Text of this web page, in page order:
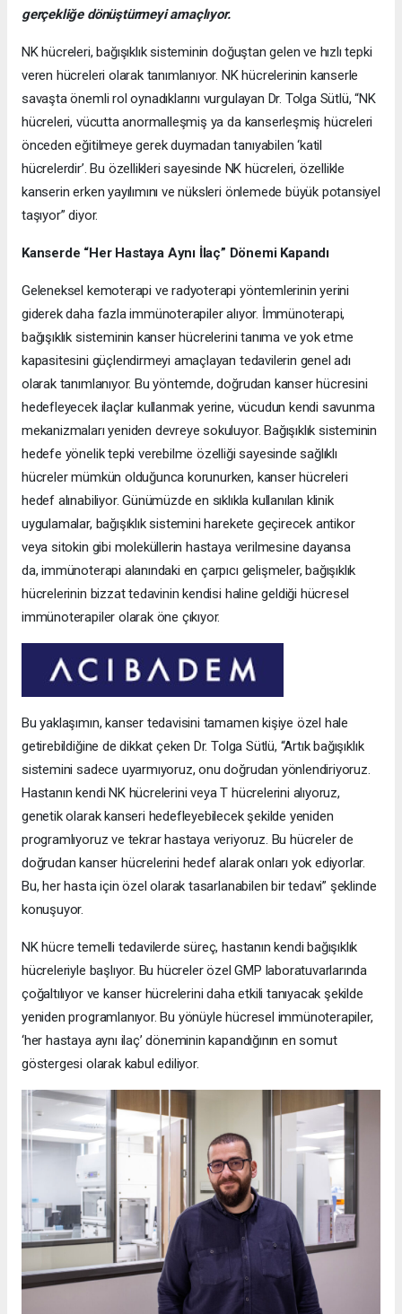
gerçekliğe dönüştürmeyi amaçlıyor.
NK hücreleri, bağışıklık sisteminin doğuştan gelen ve hızlı tepki
veren hücreleri olarak tanımlanıyor. NK hücrelerinin kanserle
savaşta önemli rol oynadıklarını vurgulayan Dr. Tolga Sütlü, “NK
hücreleri, vücutta anormalleşmiş ya da kanserleşmiş hücreleri
önceden eğitilmeye gerek duymadan tanıyabilen ‘katil
hücrelerdir’. Bu özellikleri sayesinde NK hücreleri, özellikle
kanserin erken yayılımını ve nüksleri önlemede büyük potansiyel
taşıyor” diyor.
Kanserde “Her Hastaya Aynı İlaç” Dönemi Kapandı
Geleneksel kemoterapi ve radyoterapi yöntemlerinin yerini
giderek daha fazla immünoterapiler alıyor. İmmünoterapi,
bağışıklık sisteminin kanser hücrelerini tanıma ve yok etme
kapasitesini güçlendirmeyi amaçlayan tedavilerin genel adı
olarak tanımlanıyor. Bu yöntemde, doğrudan kanser hücresini
hedefleyecek ilaçlar kullanmak yerine, vücudun kendi savunma
mekanizmaları yeniden devreye sokuluyor. Bağışıklık sisteminin
hedefe yönelik tepki verebilme özelliği sayesinde sağlıklı
hücreler mümkün olduğunca korunurken, kanser hücreleri
hedef alınabiliyor. Günümüzde en sıklıkla kullanılan klinik
uygulamalar, bağışıklık sistemini harekete geçirecek antikor
veya sitokin gibi moleküllerin hastaya verilmesine dayansa
da, immünoterapi alanındaki en çarpıcı gelişmeler, bağışıklık
hücrelerinin bizzat tedavinin kendisi haline geldiği hücresel
immünoterapiler olarak öne çıkıyor.
Bu yaklaşımın, kanser tedavisini tamamen kişiye özel hale
getirebildiğine de dikkat çeken Dr. Tolga Sütlü, “Artık bağışıklık
sistemini sadece uyarmıyoruz, onu doğrudan yönlendiriyoruz.
Hastanın kendi NK hücrelerini veya T hücrelerini alıyoruz,
genetik olarak kanseri hedefleyebilecek şekilde yeniden
programlıyoruz ve tekrar hastaya veriyoruz. Bu hücreler de
doğrudan kanser hücrelerini hedef alarak onları yok ediyorlar.
Bu, her hasta için özel olarak tasarlanabilen bir tedavi” şeklinde
konuşuyor.
NK hücre temelli tedavilerde süreç, hastanın kendi bağışıklık
hücreleriyle başlıyor. Bu hücreler özel GMP laboratuvarlarında
çoğaltılıyor ve kanser hücrelerini daha etkili tanıyacak şekilde
yeniden programlanıyor. Bu yönüyle hücresel immünoterapiler,
‘her hastaya aynı ilaç’ döneminin kapandığının en somut
göstergesi olarak kabul ediliyor.